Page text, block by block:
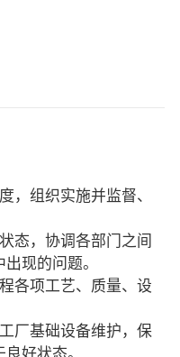
，组织实施并监督、
态，协调各部门之间
现的问题。
各项工艺、质量、设
厂基础设备维护，保
好状态。